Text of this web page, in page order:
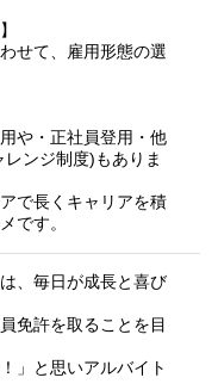
せて、雇用形態の選
や・正社員登用・他
ンジ制度)もありま
で長くキャリアを積
です。
、毎日が成長と喜び
免許を取ることを目
」と思いアルバイト